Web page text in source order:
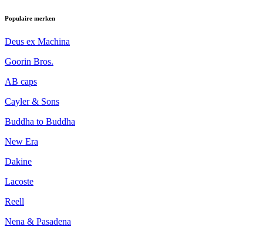
Populaire merken
Deus ex Machina
Goorin Bros.
AB caps
Cayler & Sons
Buddha to Buddha
New Era
Dakine
Lacoste
Reell
Nena & Pasadena